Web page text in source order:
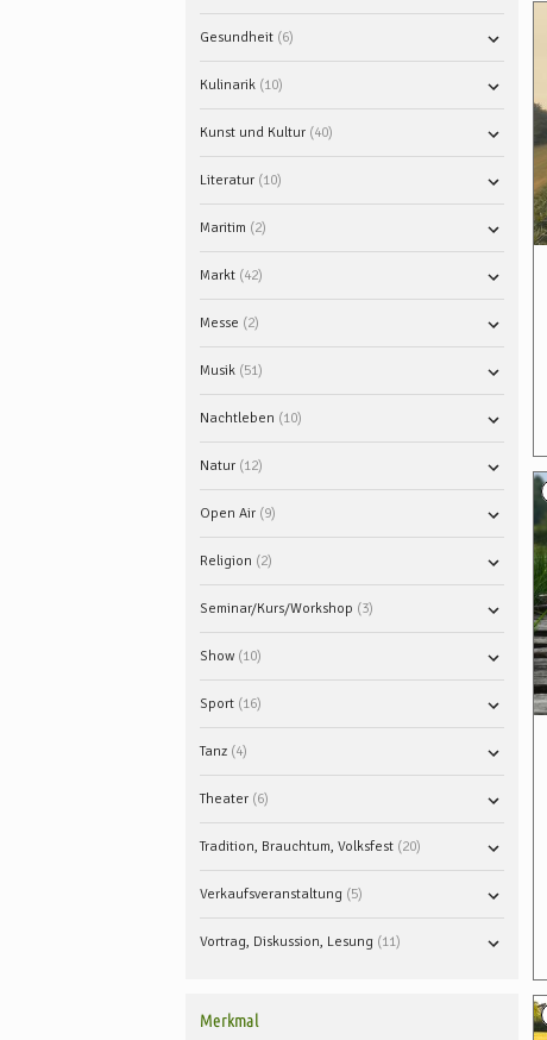
Gesundheit 6
Kulinarik 10
Kunst und Kultur 40
Literatur 10
Maritim 2
Markt 42
Messe 2
Musik 51
Nachtleben 10
Natur 12
Open Air 9
Religion 2
Seminar/Kurs/Workshop 3
Show 10
Sport 16
Tanz 4
Theater 6
Tradition, Brauchtum, Volksfest 20
Verkaufsveranstaltung 5
Vortrag, Diskussion, Lesung 11
Merkmal